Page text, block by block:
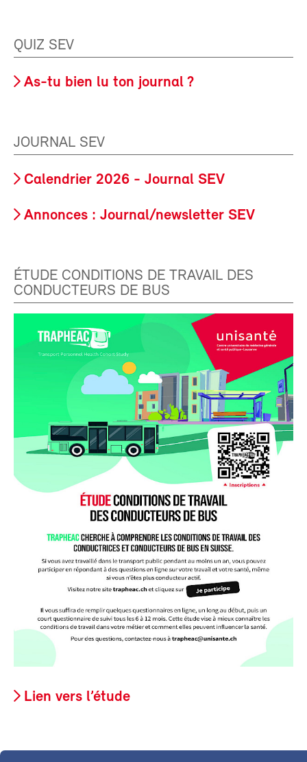
QUIZ SEV
As-tu bien lu ton journal ?
JOURNAL SEV
Calendrier 2026 - Journal SEV
Annonces : Journal/newsletter SEV
ÉTUDE CONDITIONS DE TRAVAIL DES
CONDUCTEURS DE BUS
Lien vers l’étude